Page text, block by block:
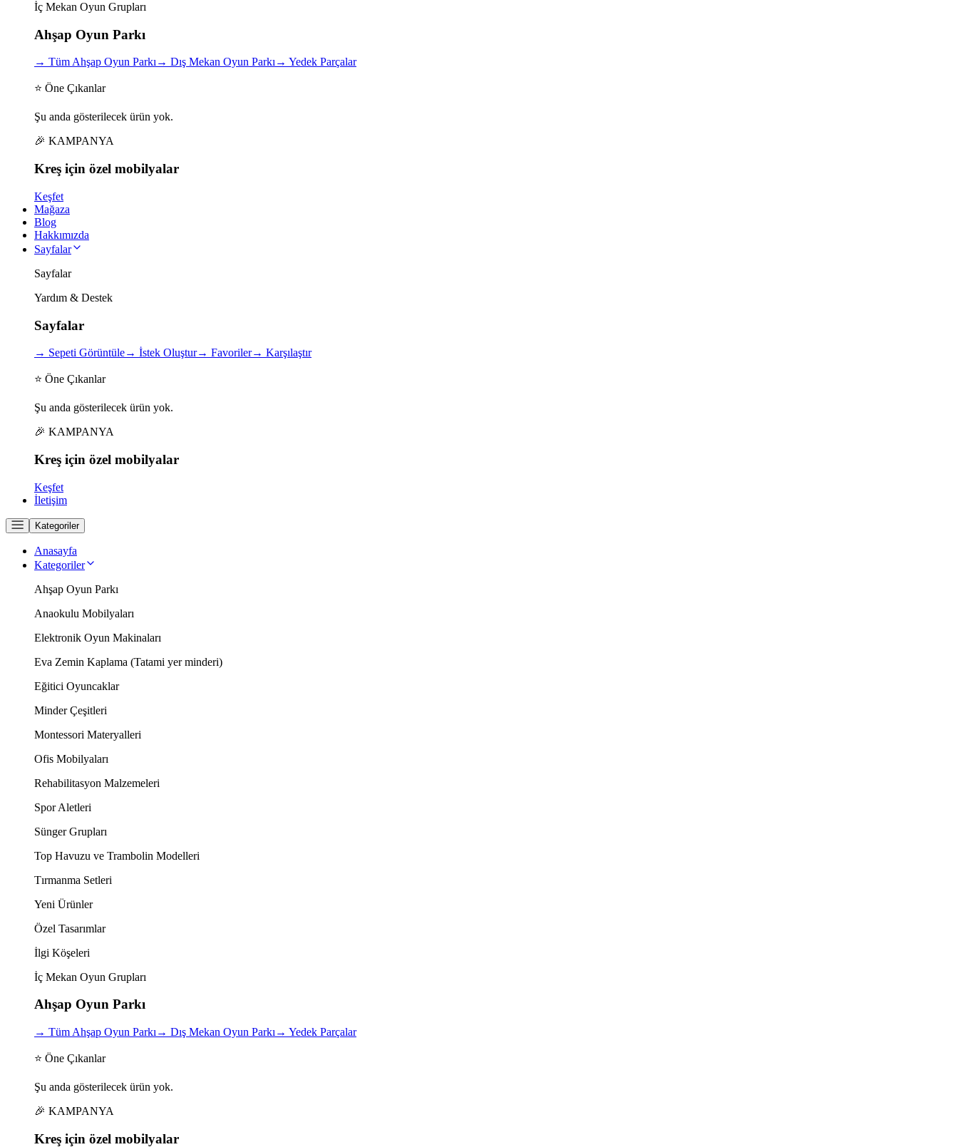
İç Mekan Oyun Grupları
Ahşap Oyun Parkı
→ Tüm Ahşap Oyun Parkı→ Dış Mekan Oyun Parkı→ Yedek Parçalar
⭐ Öne Çıkanlar
Şu anda gösterilecek ürün yok.
🎉 KAMPANYA
Kreş için özel mobilyalar
Keşfet
Mağaza
Blog
Hakkımızda
Sayfalar
Sayfalar
Yardım & Destek
Sayfalar
→ Sepeti Görüntüle→ İstek Oluştur→ Favoriler→ Karşılaştır
⭐ Öne Çıkanlar
Şu anda gösterilecek ürün yok.
🎉 KAMPANYA
Kreş için özel mobilyalar
Keşfet
İletişim
Kategoriler
Anasayfa
Kategoriler
Ahşap Oyun Parkı
Anaokulu Mobilyaları
Elektronik Oyun Makinaları
Eva Zemin Kaplama (Tatami yer minderi)
Eğitici Oyuncaklar
Minder Çeşitleri
Montessori Materyalleri
Ofis Mobilyaları
Rehabilitasyon Malzemeleri
Spor Aletleri
Sünger Grupları
Top Havuzu ve Trambolin Modelleri
Tırmanma Setleri
Yeni Ürünler
Özel Tasarımlar
İlgi Köşeleri
İç Mekan Oyun Grupları
Ahşap Oyun Parkı
→ Tüm Ahşap Oyun Parkı → Dış Mekan Oyun Parkı → Yedek Parçalar
⭐ Öne Çıkanlar
Şu anda gösterilecek ürün yok.
🎉 KAMPANYA
Kreş için özel mobilyalar